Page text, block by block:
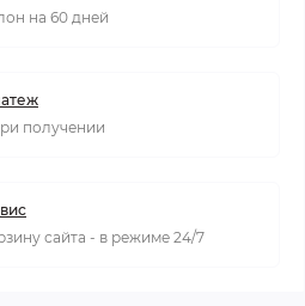
на 60 дней
получении
сайта - в режиме 24/7